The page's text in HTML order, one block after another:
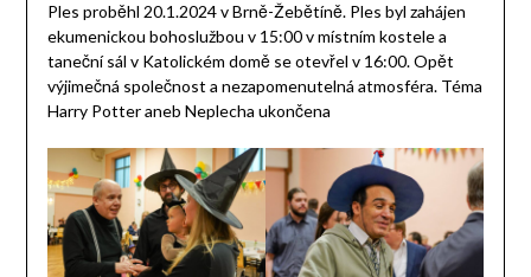
Ples proběhl 20.1.2024 v Brně-Žebětíně. Ples byl zahájen
ekumenickou bohoslužbou v 15:00 v místním kostele a
taneční sál v Katolickém domě se otevřel v 16:00. Opět
výjimečná společnost a nezapomenutelná atmosféra. Téma
Harry Potter aneb Neplecha ukončena